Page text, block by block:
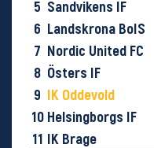
5 Sandvikens IF
6 Landskrona BoIS
7 Nordic United FC
8 Östers IF
9 IK Oddevold
10 Helsingborgs IF
11 IK Brage